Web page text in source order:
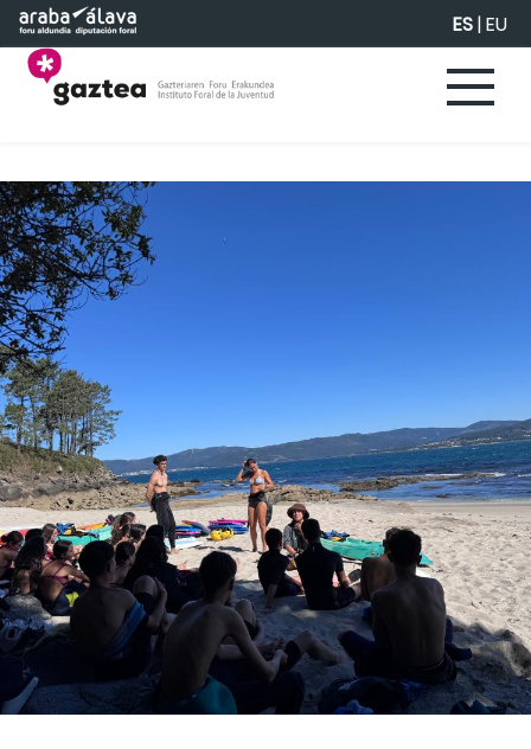
Saltar al contenido principal ES|EU